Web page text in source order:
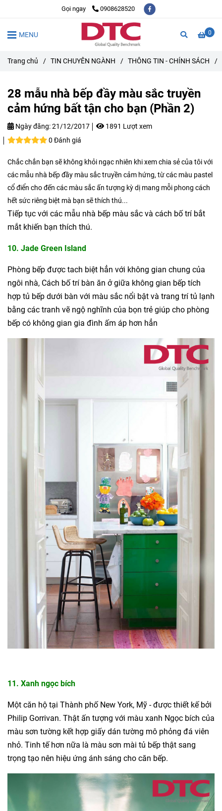
Gọi ngay 0908628520
0
MENU
Trang chủ / TIN CHUYÊN NGÀNH / THÔNG TIN - CHÍNH SÁCH /
28 mẫu nhà bếp đầy màu sắc truyền
cảm hứng bất tận cho bạn (Phần 2)
Ngày đăng:21/12/2017
1891 Lượt xem
0 Đánh giá
Chắc chắn bạn sẽ không khỏi ngạc nhiên khi xem chia sẻ của tôi với
các mẫu nhà bếp đầy màu sắc truyền cảm hứng, từ các màu pastel
cổ điển cho đến các màu sắc ấn tượng kỳ dị mang mỗi phong cách
hết sức riêng biệt mà bạn sẽ thích thú...
Tiếp tục với các mẫu nhà bếp màu sắc và cách bố trí bắt
mắt khiến bạn thích thú.
10. Jade Green Island
Phòng bếp được tach biệt hẳn với không gian chung của
ngôi nhà, Cách bố trí bàn ăn ở giữa không gian bếp tích
hợp tủ bếp dưới bàn với màu sắc nổi bật và trang trí tủ lạnh
bằng các tranh vẽ ngộ nghĩnh của bọn trẻ giúp cho phòng
bếp có không gian gia đình ấm áp hơn hẳn
11. Xanh ngọc bích
Một căn hộ tại Thành phố New York, Mỹ - được thiết kế bởi
Philip Gorrivan. Thật ấn tượng với màu xanh Ngọc bích của
màu sơn tường kết hợp giấy dán tường mô phỏng đá viên
nhỏ. Tinh tế hơn nữa là màu sơn mài tủ bếp thật sang
trọng tạo nên hiệu ứng ánh sáng cho căn bếp.